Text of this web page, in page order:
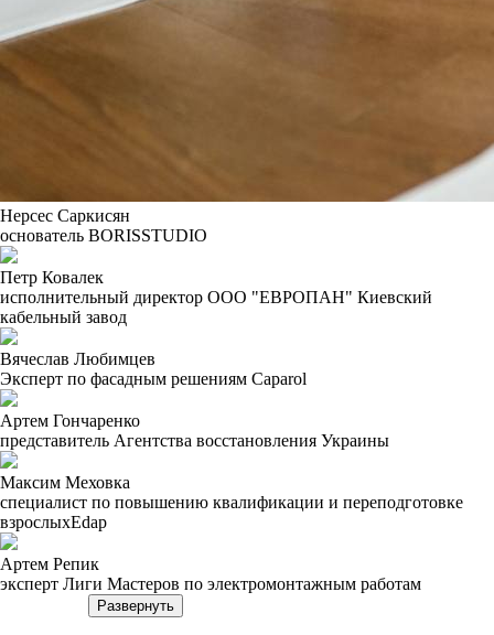
Нерсес Саркисян
основатель BORISSTUDIO
Петр Ковалек
исполнительный директор ООО "ЕВРОПАН" Киевский
кабельный завод
Вячеслав Любимцев
Эксперт по фасадным решениям Caparol
Артем Гончаренко
представитель Агентства восстановления Украины
Максим Меховка
специалист по повышению квалификации и переподготовке
взрослыхEdap
Артем Репик
эксперт Лиги Мастеров по электромонтажным работам
Развернуть